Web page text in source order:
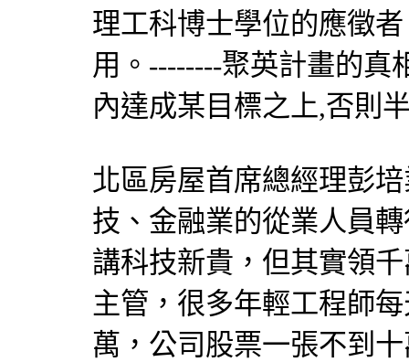
理工科博士學位的應徵
用。--------聚英計畫的真
內達成某目標之上,否則
北區房屋首席總經理彭
技、金融業的從業人員
講科技新貴，但其實領
主管，很多年輕工程師
萬，公司股票一張不到